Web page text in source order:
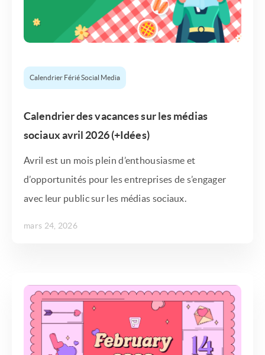
Calendrier Férié Social Media
Calendrier des vacances sur les médias
sociaux avril 2026 (+Idées)
Avril est un mois plein d’enthousiasme et
d’opportunités pour les entreprises de s’engager
avec leur public sur les médias sociaux.
mars 24, 2026